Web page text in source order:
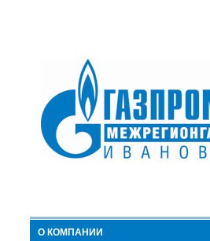
О КОМПАНИИ